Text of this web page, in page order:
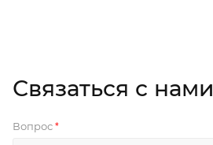
Связаться с нами
Вопрос *